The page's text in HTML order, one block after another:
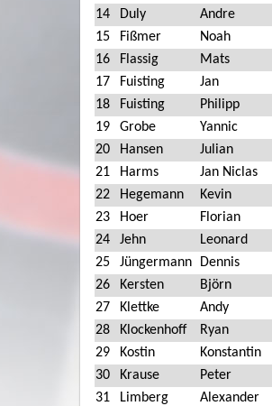
14
Duly
Andre
15
Fißmer
Noah
16
Flassig
Mats
17
Fuisting
Jan
18
Fuisting Philipp
19
Grobe
Yannic
20
Hansen Julian
21
Harms
Jan Niclas
22
Hegemann
Kevin
23
Hoer
Florian
24
Jehn
Leonard
25
Jüngermann
Dennis
26
Kersten Björn
27
Klettke
Andy
28
Klockenhoff Ryan
29
Kostin
Konstantin
30
Krause Peter
31
Limberg
Alexander